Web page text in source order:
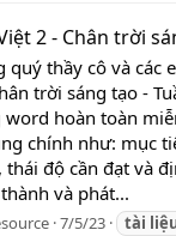
2 - Chân trời
quý thầy cô và các
trời sáng tạo -
hoàn toàn
chính như: mục
thái độ cần đạt và
và phát...
7/5/23 tài